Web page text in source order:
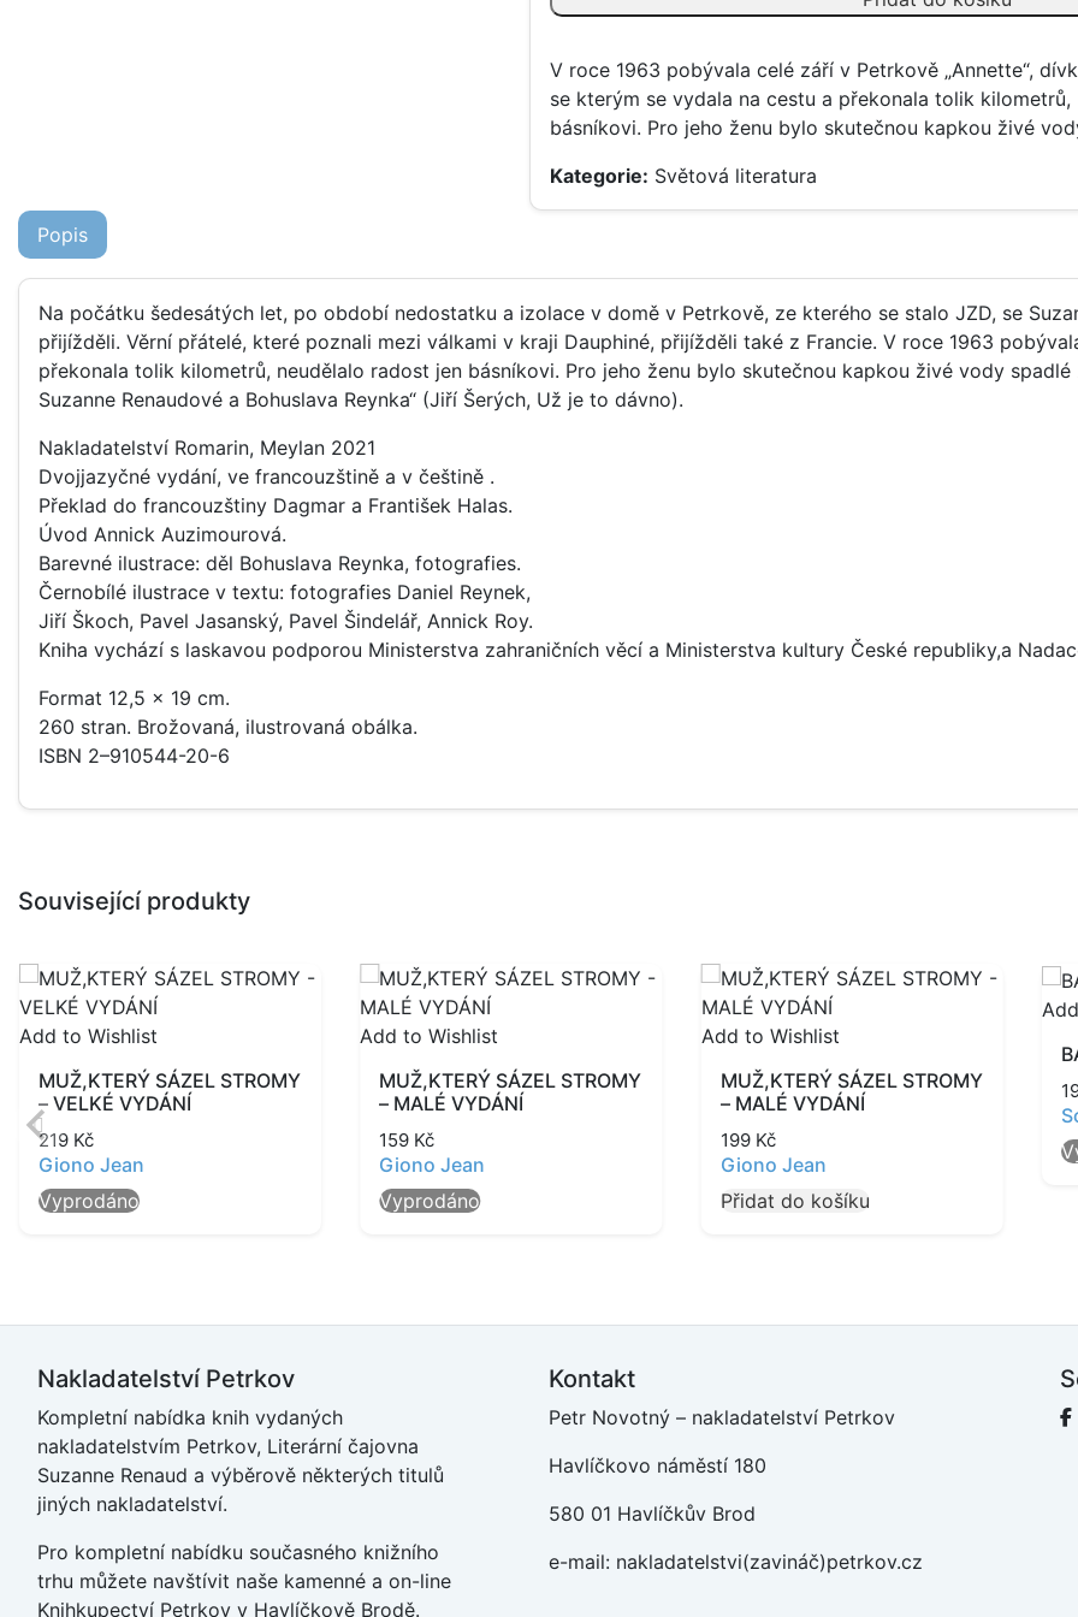
à
/
Dopisy
Annette
(1963-
V roce 1963 pobývala celé září v Petrkově „Annette“,
se kterým se vydala na cestu a překonala tolik
básníkovi. Pro jeho ženu bylo skutečnou kapkou živé
Kategorie: Světová literatura
Popis
Na počátku šedesátých let, po období nedostatku a izolace v domě v Petrkově, ze kterého se stalo JZD, se
přijížděli. Věrní přátelé, které poznali mezi válkami v kraji Dauphiné, přijížděli také z Francie. V roce 1963
překonala tolik kilometrů, neudělalo radost jen básníkovi. Pro jeho ženu bylo skutečnou kapkou živé vody
Suzanne Renaudové a Bohuslava Reynka“ (Jiří Šerých, Už je to dávno).
Nakladatelství Romarin, Meylan 2021
Dvojjazyčné vydání, ve francouzštině a v češtině .
Překlad do francouzštiny Dagmar a František Halas.
Úvod Annick Auzimourová.
Barevné ilustrace: děl Bohuslava Reynka, fotografies.
Černobílé ilustrace v textu: fotografies Daniel Reynek,
Jiří Škoch, Pavel Jasanský, Pavel Šindelář, Annick Roy.
Kniha vychází s laskavou podporou Ministerstva zahraničních věcí a Ministerstva kultury České republiky,a
Format 12,5 x 19 cm.
260 stran. Brožovaná, ilustrovaná obálka.
ISBN 2–910544-20-6
Související produkty
Add to Wishlist
MUŽ,KTERÝ SÁZEL STROMY
– VELKÉ VYDÁNÍ
219 Kč
Giono Jean
Vyprodáno
Add to Wishlist
MUŽ,KTERÝ SÁZEL STROMY
– MALÉ VYDÁNÍ
159 Kč
Giono Jean
Vyprodáno
Add to Wishlist
MUŽ,KTERÝ SÁZEL STROMY
– MALÉ VYDÁNÍ
199 Kč
Giono Jean
Přidat do košíku
Nakladatelství Petrkov
Kompletní nabídka knih vydaných
nakladatelstvím Petrkov, Literární čajovna
Suzanne Renaud a výběrově některých titulů
jiných nakladatelství.
Pro kompletní nabídku současného knižního
trhu můžete navštívit naše kamenné a on-line
Knihkupectví Petrkov v Havlíčkově Brodě.
Kontakt
Petr Novotný – nakladatelství Petrkov
Havlíčkovo náměstí 180
580 01 Havlíčkův Brod
e-mail: nakladatelstvi(zavináč)petrkov.cz